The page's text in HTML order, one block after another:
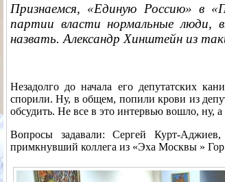
Признаемся, «Единую Россию» в
партии власти нормальные люди,
назвать. Александр Хинштейн из
Незадолго до начала его депутатских
спорили. Ну, в общем, попили крови из
обсудить. Не все в это интервью вошло, ну,
Вопросы задавали: Сергей Курт-
примкнувший коллега из «Эха Москвы »